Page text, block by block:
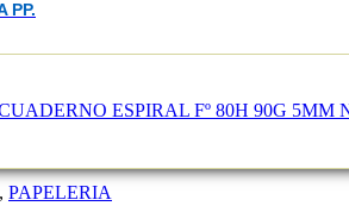
PP.
, PAPELERIA